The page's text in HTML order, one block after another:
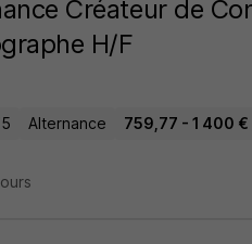
Créateur de
H/F
Alternance 759,77 - 1 400 €